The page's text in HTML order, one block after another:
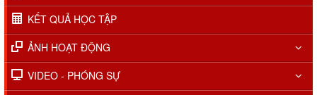
KẾT QUẢ HỌC TẬP
ẢNH HOẠT ĐỘNG
VIDEO - PHÓNG SỰ